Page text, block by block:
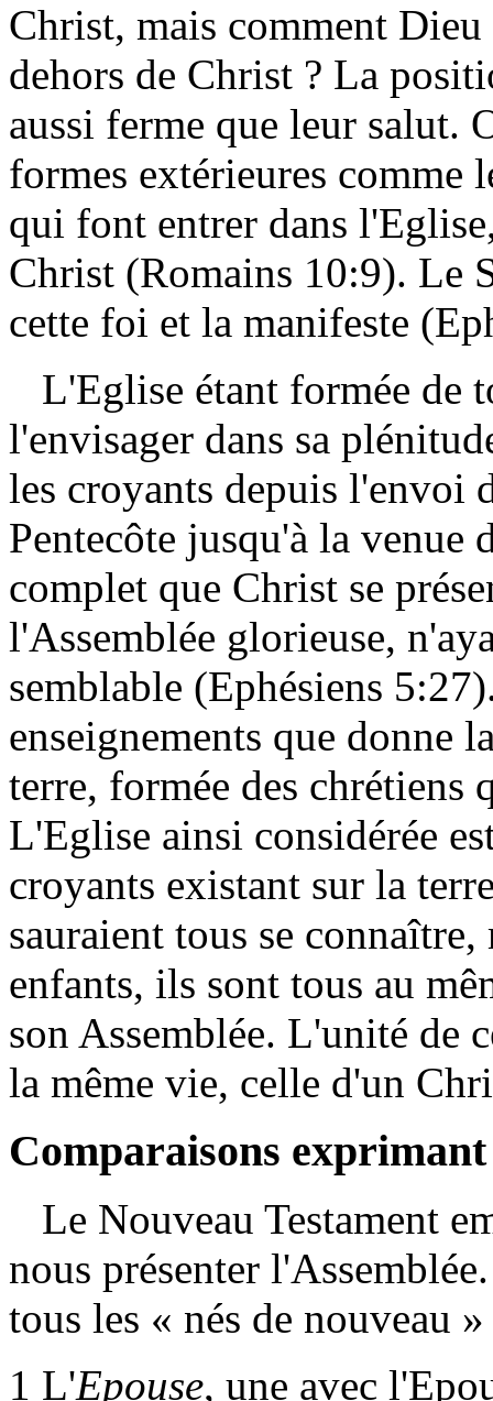
Christ, mais comment
dehors de Christ ? La
aussi ferme que leur salut.
formes extérieures comme
qui font entrer dans
Christ (Romains 10:9). Le
cette foi et la manifeste
L'Eglise étant formée de
l'envisager dans sa
les croyants depuis l'envoi
Pentecôte jusqu'à la venue
complet que Christ se
l'Assemblée glorieuse,
semblable (Ephésiens
enseignements que donne
terre, formée des
L'Eglise ainsi considérée
croyants existant sur la
sauraient tous se
enfants, ils sont tous au
son Assemblée. L'unité de
la même vie, celle d'un
Comparaisons
Le Nouveau Testament
nous présenter
tous les « nés de nouveau
1 L'Epouse, une avec